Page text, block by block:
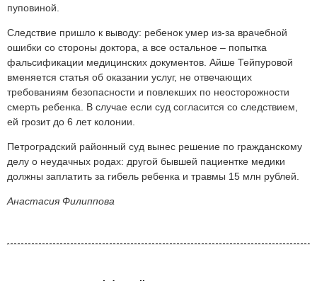
пуповиной.
Следствие пришло к выводу: ребенок умер из-за врачебной
ошибки со стороны доктора, а все остальное – попытка
фальсификации медицинских документов. Айше Тейпуровой
вменяется статья об оказании услуг, не отвечающих
требованиям безопасности и повлекших по неосторожности
смерть ребенка. В случае если суд согласится со следствием,
ей грозит до 6 лет колонии.
Петроградский районный суд вынес решение по гражданскому
делу о неудачных родах: другой бывшей пациентке медики
должны заплатить за гибель ребенка и травмы 15 млн рублей.
Анастасия Филиппова